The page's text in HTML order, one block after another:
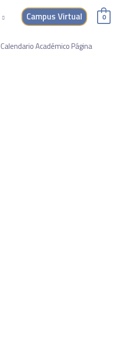
Campus Virtual 0
Calendario Académico Página